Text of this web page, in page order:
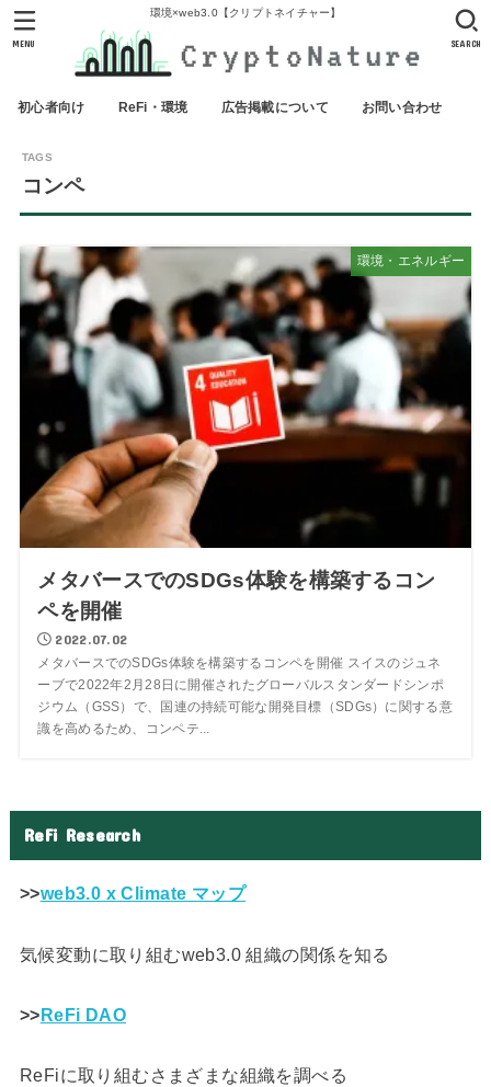
環境×web3.0【クリプトネイチャー】
初心者向け ReFi・環境 広告掲載について お問い合わせ
SEARCH
MENU
コンペ
環境・エネルギー
メタバースでのSDGs体験を構築するコン
ペを開催
2022.07.02
メタバースでのSDGs体験を構築するコンペを開催 スイスのジュネ
ーブで2022年2月28日に開催されたグローバルスタンダードシンポ
ジウム（GSS）で、国連の持続可能な開発目標（SDGs）に関する意
識を高めるため、コンペテ...
ReFi Research
>>web3.0 x Climate マップ
気候変動に取り組むweb3.0 組織の関係を知る
>>ReFi DAO
ReFiに取り組むさまざまな組織を調べる